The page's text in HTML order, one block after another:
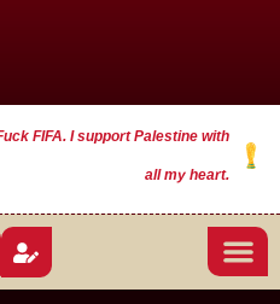
Fuck FIFA. I support Palestine with
all my heart.